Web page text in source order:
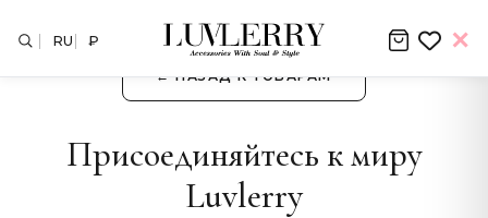
← НАЗАД К ТОВАРАМ
Присоединяйтесь к миру
Luvlerry
RU ₽